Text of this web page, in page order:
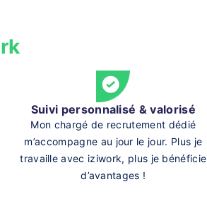
Suivi personnalisé & valorisé
Mon chargé de recrutement dédié
m’accompagne au jour le jour. Plus je
travaille avec iziwork, plus je bénéficie
d’avantages !